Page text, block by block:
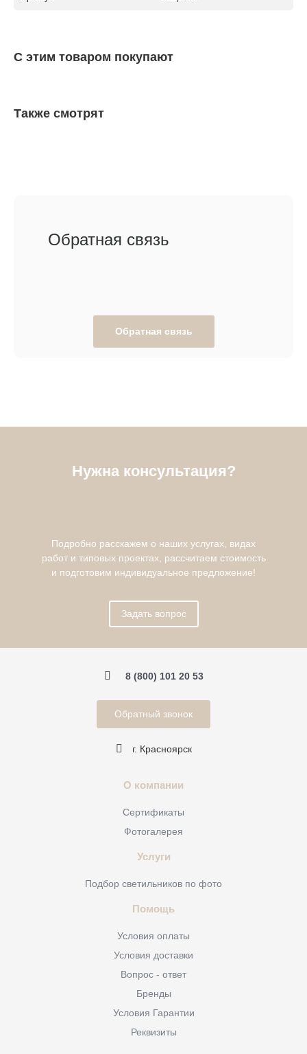
С этим товаром покупают
Также смотрят
Обратная связь
Обратная связь
Нужна консультация?
Подробно расскажем о наших услугах, видах
работ и типовых проектах, рассчитаем стоимость
и подготовим индивидуальное предложение!
Задать вопрос
8 (800) 101 20 53
Обратный звонок
г. Красноярск
О компании
Сертификаты
Фотогалерея
Услуги
Подбор светильников по фото
Помощь
Условия оплаты
Условия доставки
Вопрос - ответ
Бренды
Условия Гарантии
Реквизиты